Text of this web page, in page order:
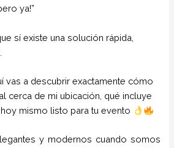
ya!”
sí existe una solución rápida,
vas a descubrir exactamente cómo
cerca de mi ubicación, qué incluye
mismo listo para tu evento
y modernos cuando somos